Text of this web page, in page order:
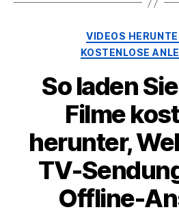
VIDEOS
KOSTENLOSE
So laden
Filme
herunter,
TV-
Offline-